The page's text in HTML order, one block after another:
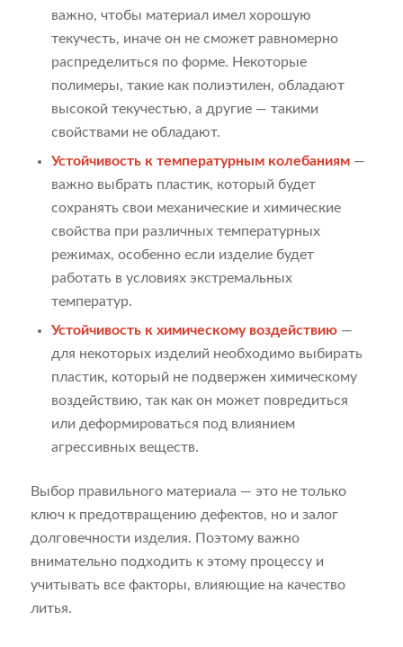
важно, чтобы материал имел хорошую
текучесть, иначе он не сможет равномерно
распределиться по форме. Некоторые
полимеры, такие как полиэтилен, обладают
высокой текучестью, а другие — такими
свойствами не обладают.
Устойчивость к температурным колебаниям—
важно выбрать пластик, который будет
сохранять свои механические и химические
свойства при различных температурных
режимах, особенно если изделие будет
работать в условиях экстремальных
температур.
Устойчивость к химическому воздействию—
для некоторых изделий необходимо выбирать
пластик, который не подвержен химическому
воздействию, так как он может повредиться
или деформироваться под влиянием
агрессивных веществ.
Выбор правильного материала — это не только
ключ к предотвращению дефектов, но и залог
долговечности изделия. Поэтому важно
внимательно подходить к этому процессу и
учитывать все факторы, влияющие на качество
литья.